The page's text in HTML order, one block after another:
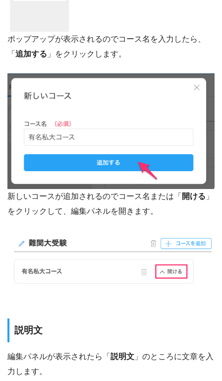
ポップアップが表示されるのでコース名を入力したら、
「 追加する 」をクリックします。
新しいコースが追加されるのでコース名または「 開ける 」
をクリックして、編集パネルを開きます。
説明文
編集パネルが表示されたら「 説明文 」のところに文章を入
力します。